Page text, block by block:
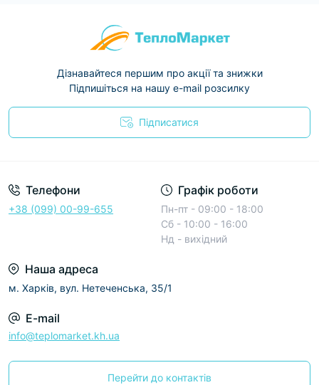
Дізнавайтеся першим про акції та знижки
Підпишіться на нашу e-mail розсилку
Підписатися
Телефони
+38 (099) 00-99-655
Графік роботи
Пн-пт - 09:00 - 18:00
Сб - 10:00 - 16:00
Нд - вихідний
Наша адреса
м. Харків, вул. Нетеченська, 35/1
E-mail
info@teplomarket.kh.ua
Перейти до контактів